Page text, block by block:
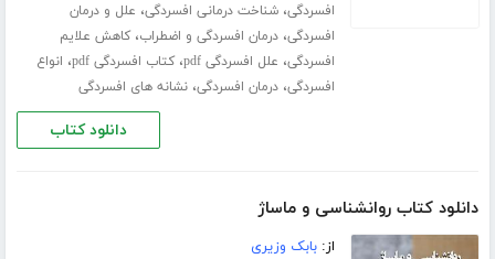
افسردگی،شناخت درمانی افسردگی، علل و درمان
افسردگی،درمان افسردگی و اضطراب،کاهش علایم
افسردگی، علل افسردگی pdf ،کتاب افسردگی pdf ، انواع
افسردگی،درمان افسردگی،نشانه های افسردگی
دانلود کتاب
دانلود کتاب روانشناسی و ماساژ
از:بابک وزیری